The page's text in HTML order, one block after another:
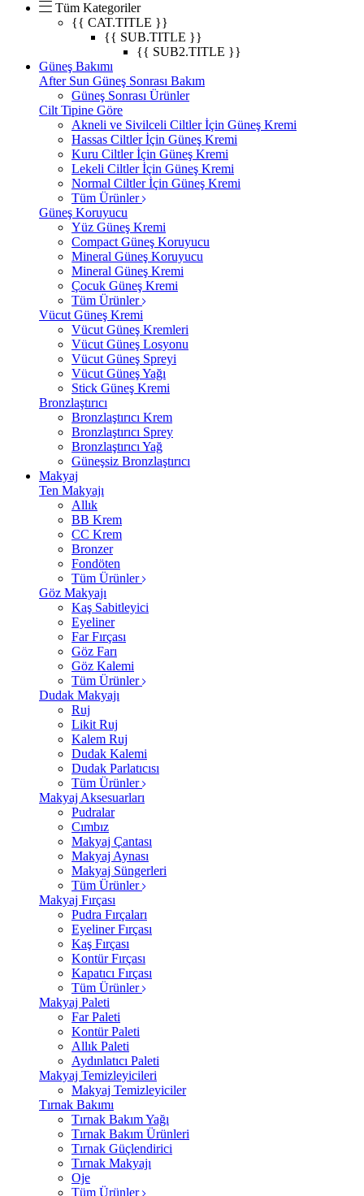
Tüm Kategoriler
{{ CAT.TITLE }}
{{ SUB.TITLE }}
{{ SUB2.TITLE }}
Güneş Bakımı
After Sun Güneş Sonrası Bakım
Güneş Sonrası Ürünler
Cilt Tipine Göre
Akneli ve Sivilceli Ciltler İçin Güneş Kremi
Hassas Ciltler İçin Güneş Kremi
Kuru Ciltler İçin Güneş Kremi
Lekeli Ciltler İçin Güneş Kremi
Normal Ciltler İçin Güneş Kremi
Tüm Ürünler
Güneş Koruyucu
Yüz Güneş Kremi
Compact Güneş Koruyucu
Mineral Güneş Koruyucu
Mineral Güneş Kremi
Çocuk Güneş Kremi
Tüm Ürünler
Vücut Güneş Kremi
Vücut Güneş Kremleri
Vücut Güneş Losyonu
Vücut Güneş Spreyi
Vücut Güneş Yağı
Stick Güneş Kremi
Bronzlaştırıcı
Bronzlaştırıcı Krem
Bronzlaştırıcı Sprey
Bronzlaştırıcı Yağ
Güneşsiz Bronzlaştırıcı
Makyaj
Ten Makyajı
Allık
BB Krem
CC Krem
Bronzer
Fondöten
Tüm Ürünler
Göz Makyajı
Kaş Sabitleyici
Eyeliner
Far Fırçası
Göz Farı
Göz Kalemi
Tüm Ürünler
Dudak Makyajı
Ruj
Likit Ruj
Kalem Ruj
Dudak Kalemi
Dudak Parlatıcısı
Tüm Ürünler
Makyaj Aksesuarları
Pudralar
Cımbız
Makyaj Çantası
Makyaj Aynası
Makyaj Süngerleri
Tüm Ürünler
Makyaj Fırçası
Pudra Fırçaları
Eyeliner Fırçası
Kaş Fırçası
Kontür Fırçası
Kapatıcı Fırçası
Tüm Ürünler
Makyaj Paleti
Far Paleti
Kontür Paleti
Allık Paleti
Aydınlatıcı Paleti
Makyaj Temizleyicileri
Makyaj Temizleyiciler
Tırnak Bakımı
Tırnak Bakım Yağı
Tırnak Bakım Ürünleri
Tırnak Güçlendirici
Tırnak Makyajı
Oje
Tüm Ürünler